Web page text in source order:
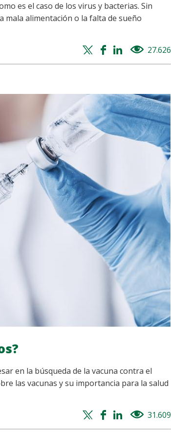
es el caso de los virus y bacterias. Sin
mala alimentación o la falta de sueño
Twitter
share
Facebook
share
Whatsapp
share
Linkedin
share
27.626
en la búsqueda de la vacuna contra el
las vacunas y su importancia para la salud
Twitter
share
Facebook
share
Whatsapp
share
Linkedin
share
31.609